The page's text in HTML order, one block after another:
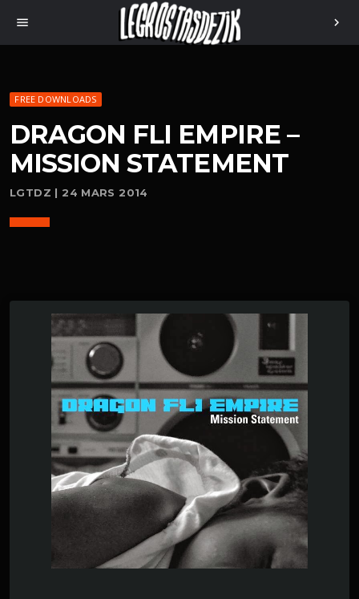
menu chevron_right
FREE DOWNLOADS
DRAGON FLI EMPIRE –
MISSION STATEMENT
LGTDZ | 24 MARS 2014